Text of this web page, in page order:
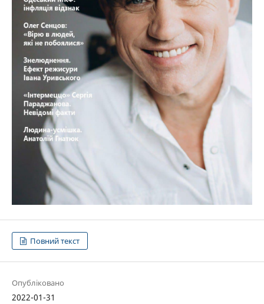
Повний текст
Опубліковано
2022-01-31